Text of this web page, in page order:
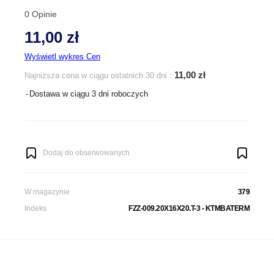
0 Opinie
11,00 zł
Wyświetl wykres Cen
Najniższa cena w ciągu ostatnich 30 dni : 11,00 zł
Dostawa w ciągu 3 dni roboczych
Dodaj do obserwowanych
W magazynie
379
Indeks
FZZ-009.20X16X20.T-3 - KTMBATERM